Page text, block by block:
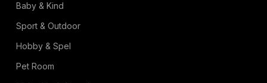
Baby & Kind
Sport & Outdoor
Hobby & Spel
Pet Room